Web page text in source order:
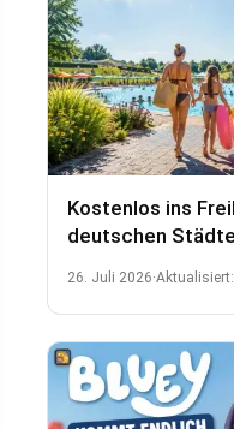
Kostenlos ins
deutschen
26. Juli 2026·Aktualisiert: